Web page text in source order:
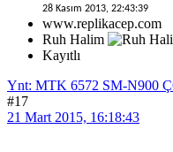
28 Kasım 2013, 22:43:39
www.replikacep.com
Ruh Halim
Kayıtlı
Ynt: MTK 6572 SM-N900
#17
21 Mart 2015, 16:18:43